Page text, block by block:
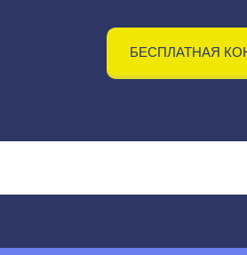
БЕСПЛАТНАЯ